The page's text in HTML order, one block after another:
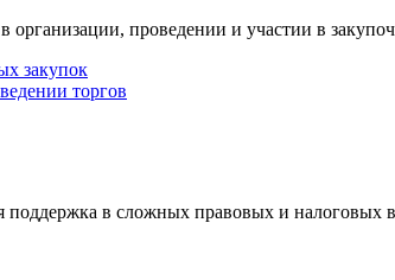
организации, проведении и участии в
закупок
торгов
поддержка в сложных правовых и налоговых